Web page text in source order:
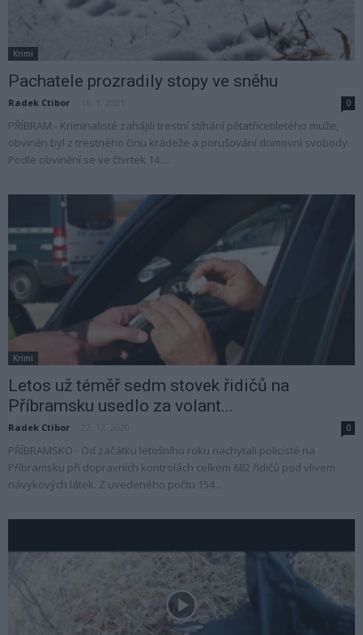
Krimi
Pachatele prozradily stopy ve sněhu
Radek Ctibor 0
PŘÍBRAM - Kriminalisté zahájili trestní stíhání pětatřicetiletého muže,
obviněn byl z trestného činu krádeže a porušování domovní svobody.
Podle obvinění se ve čtvrtek 14....
Krimi
Letos už téměř sedm stovek řidičů na
Příbramsku usedlo za volant...
Radek Ctibor 0
PŘÍBRAMSKO - Od začátku letošního roku nachytali policisté na
Příbramsku při dopravních kontrolách celkem 682 řidičů pod vlivem
návykových látek. Z uvedeného počtu 154...